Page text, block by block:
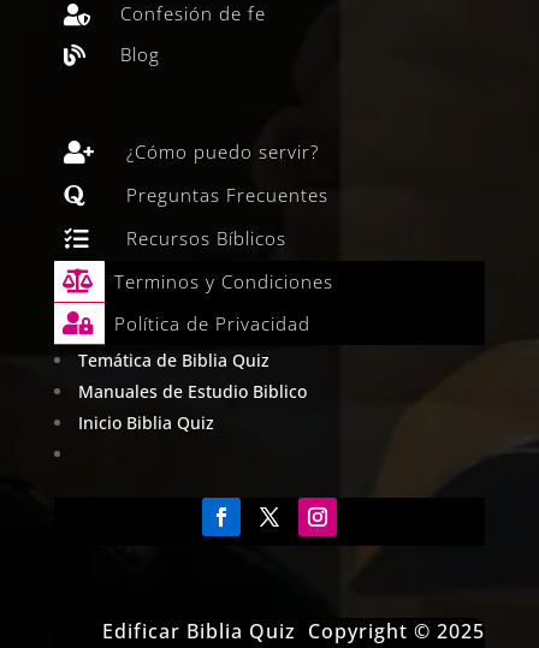
 Confesión de fe
 Blog
 ¿Cómo puedo servir?
 Preguntas Frecuentes
 Recursos Bíblicos
 Terminos y Condiciones
 Política de Privacidad
Temática de Biblia Quiz
Manuales de Estudio Biblico
Inicio Biblia Quiz
Edificar Biblia Quiz Copyright © 2025